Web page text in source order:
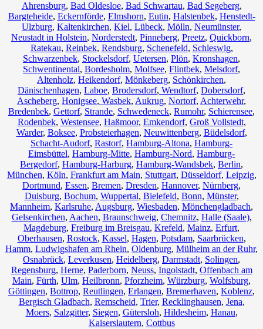
Ahrensburg, Bad Oldesloe, Bad Schwartau, Bad Segeberg,
Bargteheide, Eckernförde, Elmshorn, Eutin, Halstenbek, Henstedt-
Ulzburg, Kaltenkirchen, Kiel, Lübeck, Mölln, Neumünster,
Neustadt in Holstein, Norderstedt, Pinneberg, Preetz, Quickborn,
Ratekau, Reinbek, Rendsburg, Schenefeld, Schleswig,
Schwarzenbek, Stockelsdorf, Uetersen, Plön, Kronshagen,
Schwentinental, Bordesholm, Molfsee, Flintbek, Melsdorf,
Altenholz, Heikendorf, Mönkeberg, Schönkirchen,
Dänischenhagen, Laboe, Brodersdorf, Wendtorf, Dobersdorf,
Ascheberg, Honigsee, Wasbek, Aukrug, Nortorf, Achterwehr,
Bredenbek, Gettorf, Strande, Schwedeneck, Rumohr, Schierensee,
Rodenbek, Westensee, Haßmoor, Emkendorf, Groß Vollstedt,
Warder, Boksee, Probsteierhagen, Neuwittenberg, Büdelsdorf,
Schacht-Audorf, Rastorf, Hamburg-Altona, Hamburg-
Eimsbüttel, Hamburg-Mitte, Hamburg-Nord, Hamburg-
Bergedorf, Hamburg-Harburg, Hamburg-Wandsbek, Berlin,
München, Köln, Frankfurt am Main, Stuttgart, Düsseldorf, Leipzig,
Dortmund, Essen, Bremen, Dresden, Hannover, Nürnberg,
Duisburg, Bochum, Wuppertal, Bielefeld, Bonn, Münster,
Mannheim, Karlsruhe, Augsburg, Wiesbaden, Mönchengladbach,
Gelsenkirchen, Aachen, Braunschweig, Chemnitz⁠, Halle (Saale),
Magdeburg, Freiburg im Breisgau, Krefeld, Mainz, Erfurt,
Oberhausen, Rostock, Kassel, Hagen, Potsdam, Saarbrücken,
Hamm, Ludwigshafen am Rhein, Oldenburg, Mülheim an der Ruhr,
Osnabrück, Leverkusen, Heidelberg, Darmstadt, Solingen,
Regensburg, Herne, Paderborn, Neuss, Ingolstadt, Offenbach am
Main, Fürth, Ulm, Heilbronn, Pforzheim, Würzburg, Wolfsburg,
Göttingen, Bottrop, Reutlingen, Erlangen, Bremerhaven, Koblenz,
Bergisch Gladbach, Remscheid, Trier, Recklinghausen, Jena,
Moers, Salzgitter, Siegen, Gütersloh, Hildesheim, Hanau,
Kaiserslautern, Cottbus